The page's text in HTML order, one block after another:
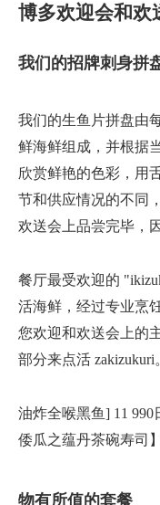
博多欢迎会和欢
我们的招牌刺身拼
我们的生鱼片拼盘由
鲜海鲜组成，并根据
欣赏鲜艳的色彩，用
节和供应情况的不同
欢送会上品尝完毕，
餐厅最受欢迎的
活海鲜，经过专业烹
您欢迎和欢送会上的
部分来点活 zakizukuri
油炸全喉黑鱼] 11 990
倭瓜之蕴丹茶碗寿司
物有所值的套餐